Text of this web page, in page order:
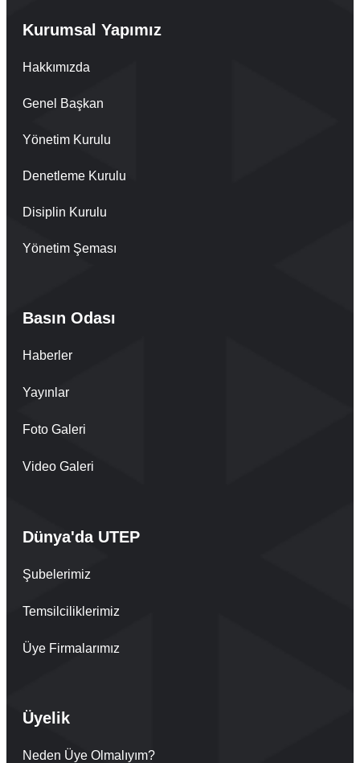
Kurumsal Yapımız
Hakkımızda
Genel Başkan
Yönetim Kurulu
Denetleme Kurulu
Disiplin Kurulu
Yönetim Şeması
Basın Odası
Haberler
Yayınlar
Foto Galeri
Video Galeri
Dünya'da UTEP
Şubelerimiz
Temsilciliklerimiz
Üye Firmalarımız
Üyelik
Neden Üye Olmalıyım?